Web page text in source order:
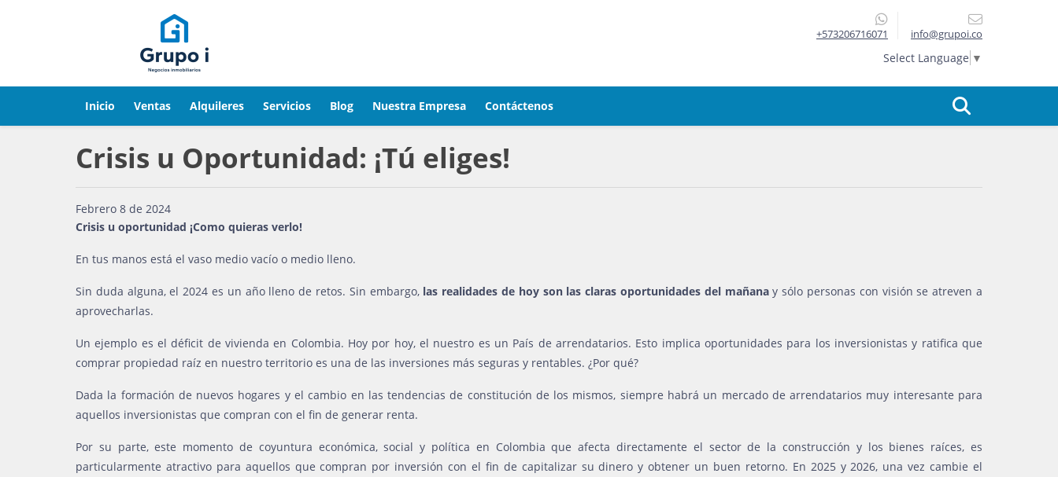
+573206716071 info@grupoi.co
Select Language ▼
Inicio Ventas Alquileres Servicios Blog Nuestra Empresa Contáctenos
Crisis u Oportunidad: ¡Tú eliges!
Febrero 8 de 2024
Crisis u oportunidad ¡Como quieras verlo!
En tus manos está el vaso medio vacío o medio lleno.
Sin duda alguna, el 2024 es un año lleno de retos. Sin embargo, las realidades de hoy son las claras oportunidades del mañanay sólo personas con visión se atreven a
aprovecharlas.
Un ejemplo es el déficit de vivienda en Colombia. Hoy por hoy, el nuestro es un País de arrendatarios. Esto implica oportunidades para los inversionistas y ratifica que
comprar propiedad raíz en nuestro territorio es una de las inversiones más seguras y rentables. ¿Por qué?
Dada la formación de nuevos hogares y el cambio en las tendencias de constitución de los mismos, siempre habrá un mercado de arrendatarios muy interesante para
aquellos inversionistas que compran con el fin de generar renta.
Por su parte, este momento de coyuntura económica, social y política en Colombia que afecta directamente el sector de la construcción y los bienes raíces, es
particularmente atractivo para aquellos que compran por inversión con el fin de capitalizar su dinero y obtener un buen retorno. En 2025 y 2026, una vez cambie el